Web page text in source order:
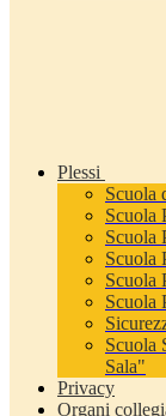
Plessi
Scuola
Scuola
Scuola
Scuola
Scuola
Scuola
Scuola
Sala"
Privacy
Organi